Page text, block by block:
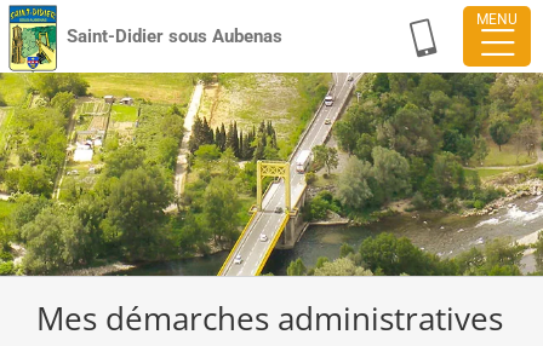
Passer
au
contenu
Saint-Didier sous Aubenas
Mes démarches administratives